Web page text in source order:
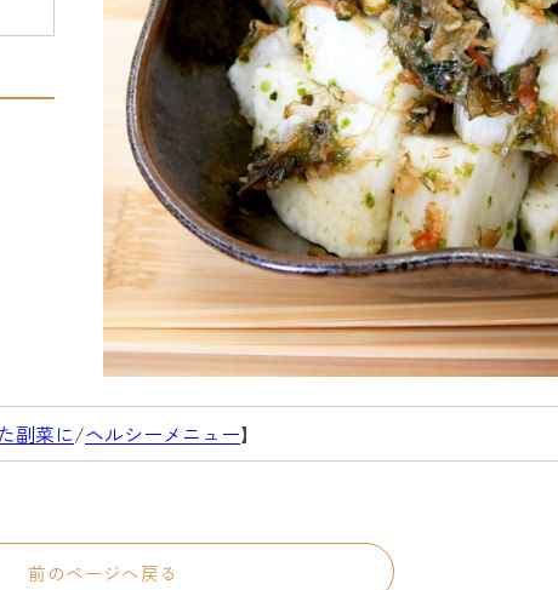
副菜に/ヘルシーメニュー】
前のページへ戻る